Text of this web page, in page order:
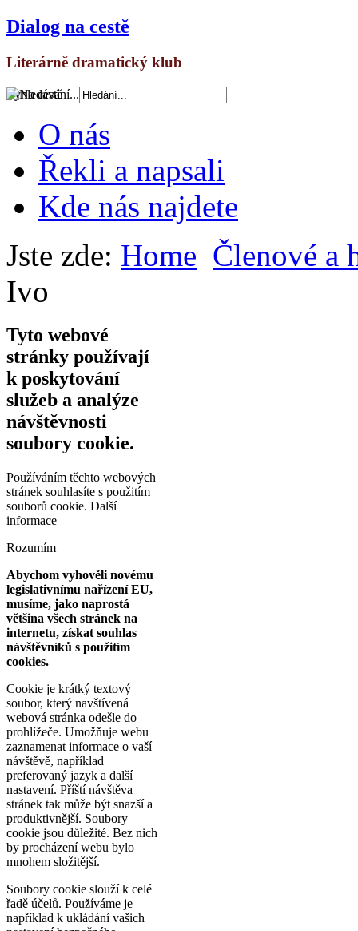
Dialog na cestě
Literárně dramatický klub
Vyhledávání...
O nás
Řekli a napsali
Kde nás najdete
Jste zde: Home Členové a
Ivo
Tyto webové
stránky používají
k poskytování
služeb a analýze
návštěvnosti
soubory cookie.
Používáním těchto webových
stránek souhlasíte s použitím
souborů cookie. Další
informace
Rozumím
Abychom vyhověli novému
legislativnímu nařízení EU,
musíme, jako naprostá
většina všech stránek na
internetu, získat souhlas
návštěvníků s použitím
cookies.
Cookie je krátký textový
soubor, který navštívená
webová stránka odešle do
prohlížeče. Umožňuje webu
zaznamenat informace o vaší
návštěvě, například
preferovaný jazyk a další
nastavení. Příští návštěva
stránek tak může být snazší a
produktivnější. Soubory
cookie jsou důležité. Bez nich
by procházení webu bylo
mnohem složitější.
Soubory cookie slouží k celé
řadě účelů. Používáme je
například k ukládání vašich